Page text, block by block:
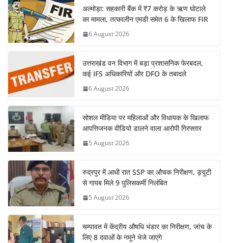
अल्मोड़ा: सहकारी बैंक में ₹7 करोड़ के ऋण घोटाले
का मामला, तत्कालीन एमडी समेत 6 के खिलाफ FIR
6 August 2026
उत्तराखंड वन विभाग में बड़ा प्रशासनिक फेरबदल,
कई IFS अधिकारियों और DFO के तबादले
6 August 2026
सोशल मीडिया पर महिलाओं और विधायक के खिलाफ
आपत्तिजनक वीडियो डालने वाला आरोपी गिरफ्तार
5 August 2026
रुद्रपुर में आधी रात SSP का औचक निरीक्षण, ड्यूटी
से गायब मिले 9 पुलिसकर्मी निलंबित
5 August 2026
चम्पावत में केंद्रीय औषधि भंडार का निरीक्षण, जांच के
लिए 8 दवाओं के नमूने भेजे जाएंगे